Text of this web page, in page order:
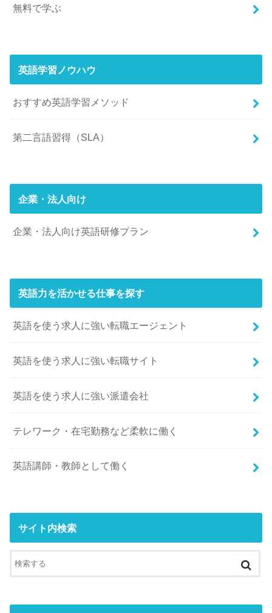
無料で学ぶ
英語学習ノウハウ
おすすめ英語学習メソッド
第二言語習得（SLA）
企業・法人向け
企業・法人向け英語研修プラン
英語力を活かせる仕事を探す
英語を使う求人に強い転職エージェント
英語を使う求人に強い転職サイト
英語を使う求人に強い派遣会社
テレワーク・在宅勤務など柔軟に働く
英語講師・教師として働く
サイト内検索